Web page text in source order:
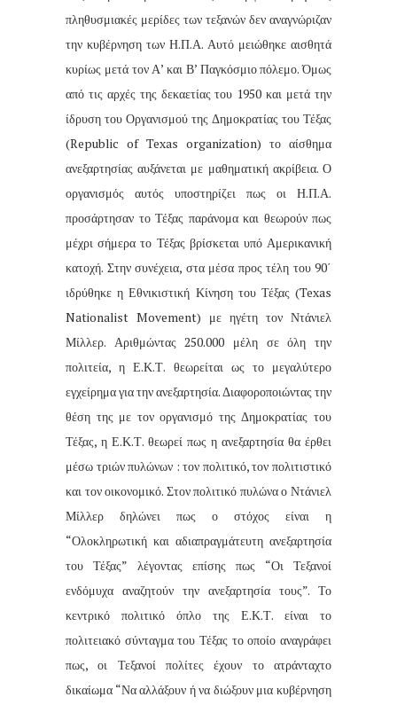
πληθυσμιακές μερίδες των τεξανών δεν αναγνώριζαν
την κυβέρνηση των Η.Π.Α. Αυτό μειώθηκε αισθητά
κυρίως μετά τον Α’ και Β’ Παγκόσμιο πόλεμο. Όμως
από τις αρχές της δεκαετίας του 1950 και μετά την
ίδρυση του Οργανισμού της Δημοκρατίας του Τέξας
(Republic of Texas organization) το αίσθημα
ανεξαρτησίας αυξάνεται με μαθηματική ακρίβεια. Ο
οργανισμός αυτός υποστηρίζει πως οι Η.Π.Α.
προσάρτησαν το Τέξας παράνομα και θεωρούν πως
μέχρι σήμερα το Τέξας βρίσκεται υπό Αμερικανική
κατοχή. Στην συνέχεια, στα μέσα προς τέλη του 90΄
ιδρύθηκε η Εθνικιστική Κίνηση του Τέξας (Texas
Nationalist Movement) με ηγέτη τον Ντάνιελ
Μίλλερ. Αριθμώντας 250.000 μέλη σε όλη την
πολιτεία, η Ε.Κ.Τ. θεωρείται ως το μεγαλύτερο
εγχείρημα για την ανεξαρτησία. Διαφοροποιώντας την
θέση της με τον οργανισμό της Δημοκρατίας του
Τέξας, η Ε.Κ.Τ. θεωρεί πως η ανεξαρτησία θα έρθει
μέσω τριών πυλώνων : τον πολιτικό, τον πολιτιστικό
και τον οικονομικό. Στον πολιτικό πυλώνα ο Ντάνιελ
Μίλλερ δηλώνει πως ο στόχος είναι η
“Ολοκληρωτική και αδιαπραγμάτευτη ανεξαρτησία
του Τέξας” λέγοντας επίσης πως “Οι Τεξανοί
ενδόμυχα αναζητούν την ανεξαρτησία τους”. Το
κεντρικό πολιτικό όπλο της Ε.Κ.Τ. είναι το
πολιτειακό σύνταγμα του Τέξας το οποίο αναγράφει
πως, οι Τεξανοί πολίτες έχουν το ατράνταχτο
δικαίωμα “Να αλλάξουν ή να διώξουν μια κυβέρνηση